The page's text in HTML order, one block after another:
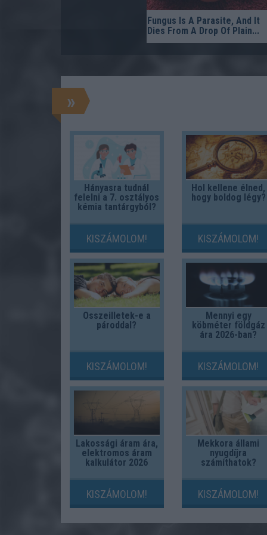
Fungus Is A Parasite, And It
Dies From A Drop Of Plain...
»
Hányasra tudnál
felelni a 7. osztályos
kémia tantárgyból?
KISZÁMOLOM!
Hol kellene élned,
hogy boldog légy?
KISZÁMOLOM!
Összeilletek-e a
pároddal?
KISZÁMOLOM!
Mennyi egy
köbméter földgáz
ára 2026-ban?
KISZÁMOLOM!
Lakossági áram ára,
elektromos áram
kalkulátor 2026
KISZÁMOLOM!
Mekkora állami
nyugdíjra
számíthatok?
KISZÁMOLOM!